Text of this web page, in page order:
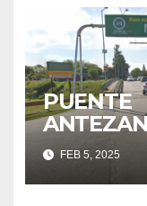
PUENTE
POR
FEB 5, 2025